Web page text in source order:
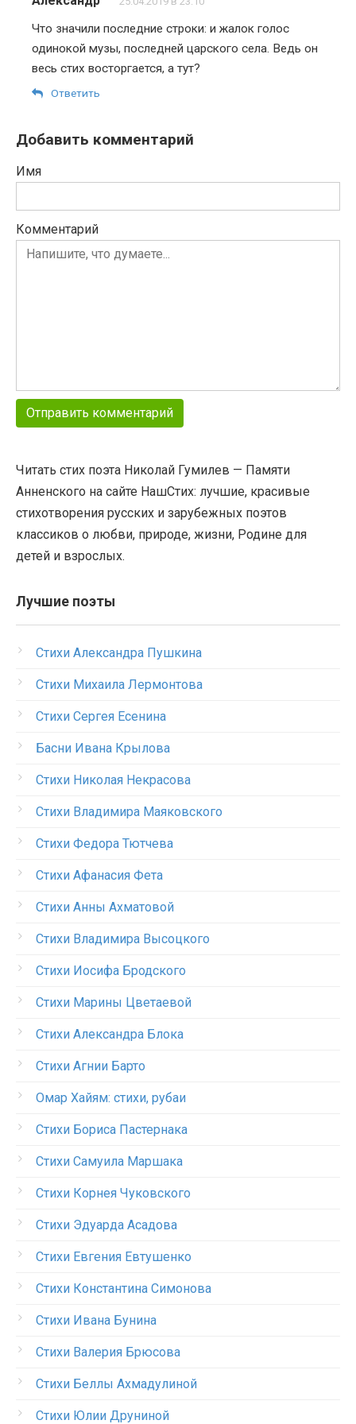
Что значили последние строки: и жалок голос
одинокой музы, последней царского села. Ведь он
весь стих восторгается, а тут?
Ответить
Добавить комментарий
Имя
Комментарий
Читать стих поэта Николай Гумилев — Памяти
Анненского на сайте НашСтих: лучшие, красивые
стихотворения русских и зарубежных поэтов
классиков о любви, природе, жизни, Родине для
детей и взрослых.
Лучшие поэты
Стихи Александра Пушкина
Стихи Михаила Лермонтова
Стихи Сергея Есенина
Басни Ивана Крылова
Стихи Николая Некрасова
Стихи Владимира Маяковского
Стихи Федора Тютчева
Стихи Афанасия Фета
Стихи Анны Ахматовой
Стихи Владимира Высоцкого
Стихи Иосифа Бродского
Стихи Марины Цветаевой
Стихи Александра Блока
Стихи Агнии Барто
Омар Хайям: стихи, рубаи
Стихи Бориса Пастернака
Стихи Самуила Маршака
Стихи Корнея Чуковского
Стихи Эдуарда Асадова
Стихи Евгения Евтушенко
Стихи Константина Симонова
Стихи Ивана Бунина
Стихи Валерия Брюсова
Стихи Беллы Ахмадулиной
Стихи Юлии Друниной